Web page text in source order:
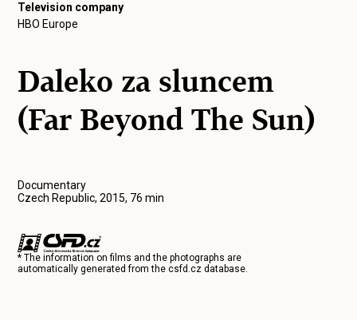
Television company
HBO Europe
Daleko za sluncem
(Far Beyond The Sun)
Documentary
Czech Republic, 2015, 76 min
* The information on films and the photographs are
automatically generated from thecsfd.cz database.